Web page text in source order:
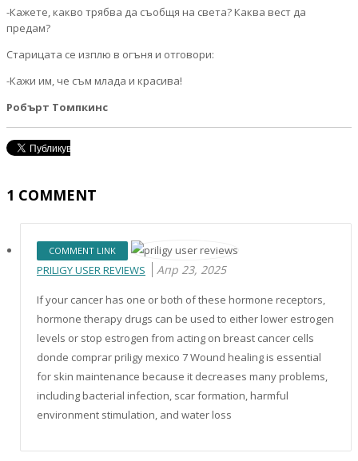
-Кажете, какво трябва да съобщя на света? Каква вест да
предам?
Старицата се изплю в огъня и отговори:
-Кажи им, че съм млада и красива!
Робърт Томпкинс
1 COMMENT
COMMENT LINK
PRILIGY USER REVIEWS Апр 23, 2025
If your cancer has one or both of these hormone receptors,
hormone therapy drugs can be used to either lower estrogen
levels or stop estrogen from acting on breast cancer cells
donde comprar priligy mexico 7 Wound healing is essential
for skin maintenance because it decreases many problems,
including bacterial infection, scar formation, harmful
environment stimulation, and water loss